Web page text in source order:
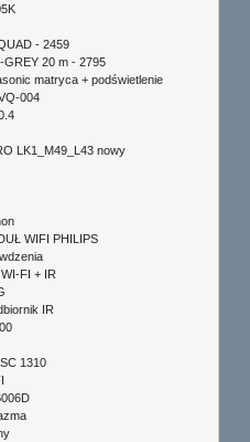
- 2459
GREY 20 m - 2795
matryca + podświetlenie
004
LK1_M49_L43 nowy
WIFI PHILIPS
FI + IR
IR
1310